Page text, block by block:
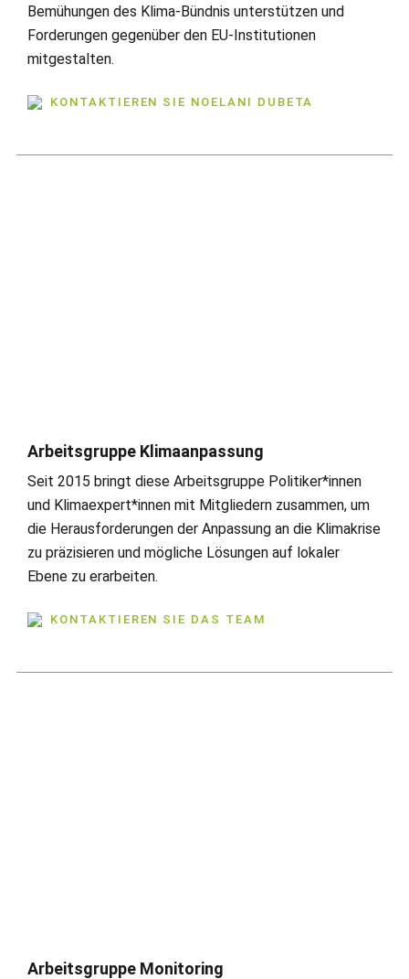
Bemühungen des Klima-Bündnis unterstützen und
Forderungen gegenüber den EU-Institutionen
mitgestalten.
KONTAKTIEREN SIE NOELANI DUBETA
Arbeitsgruppe Klimaanpassung
Seit 2015 bringt diese Arbeitsgruppe Politiker*innen
und Klimaexpert*innen mit Mitgliedern zusammen, um
die Herausforderungen der Anpassung an die Klimakrise
zu präzisieren und mögliche Lösungen auf lokaler
Ebene zu erarbeiten.
KONTAKTIEREN SIE DAS TEAM
Arbeitsgruppe Monitoring